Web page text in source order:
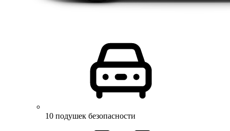
10 подушек безопасности